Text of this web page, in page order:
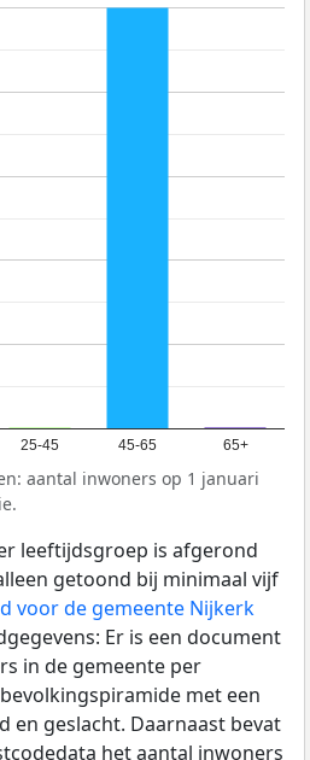
25-45 45-65 65+
aantal inwoners op 1 januari
leeftijdsgroep is afgerond
getoond bij minimaal vijf
voor de gemeente Nijkerk
Er is een document
in de gemeente per
met een
en geslacht. Daarnaast bevat
het aantal inwoners